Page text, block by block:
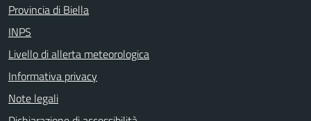
Provincia di Biella
INPS
Livello di allerta meteorologica
Informativa privacy
Note legali